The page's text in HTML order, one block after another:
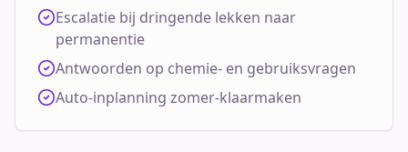
Escalatie bij dringende lekken naar
permanentie
Antwoorden op chemie- en gebruiksvragen
Auto-inplanning zomer-klaarmaken